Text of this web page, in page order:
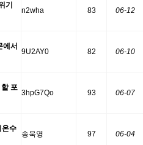
기
n2wha 83 06-12
에서
9U2AY0 82 06-10
포
3hpG7Qo 93 06-07
온수
송욱영 97 06-04